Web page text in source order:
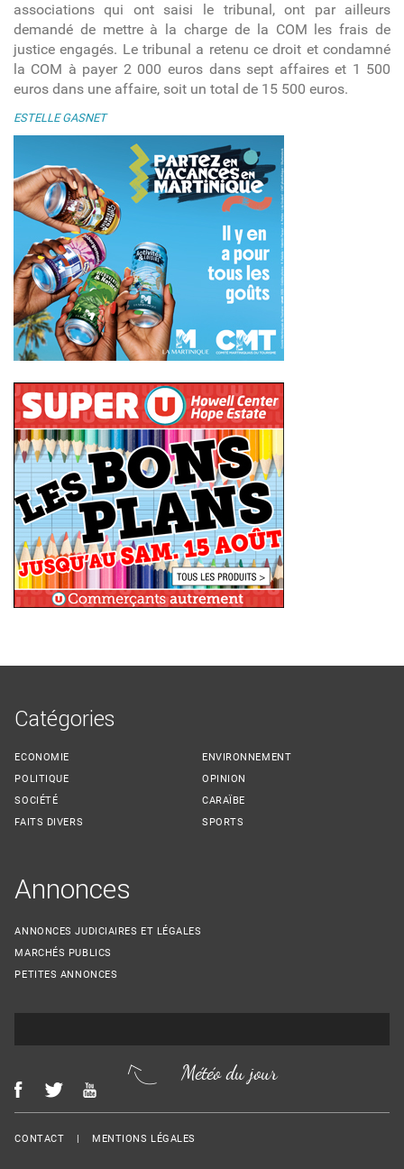
associations qui ont saisi le tribunal, ont par ailleurs
demandé de mettre à la charge de la COM les frais de
justice engagés. Le tribunal a retenu ce droit et condamné
la COM à payer 2 000 euros dans sept affaires et 1 500
euros dans une affaire, soit un total de 15 500 euros.
ESTELLE GASNET
Catégories
ECONOMIE
POLITIQUE
SOCIÉTÉ
FAITS DIVERS
ENVIRONNEMENT
OPINION
CARAÏBE
SPORTS
Annonces
ANNONCES JUDICIAIRES ET LÉGALES
MARCHÉS PUBLICS
PETITES ANNONCES
Météo du jour
Menu Footer
CONTACT MENTIONS LÉGALES